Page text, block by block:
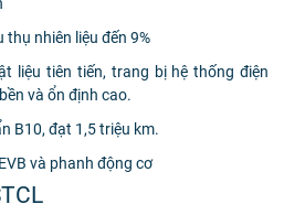
thụ nhiên liệu đến 9%
liệu tiên tiến, trang bị hệ thống điện
và ổn định cao.
B10, đạt 1,5 triệu km.
và phanh động cơ